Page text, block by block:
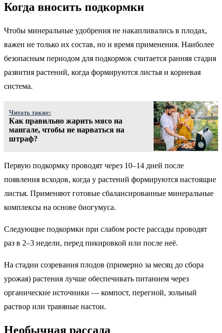
Когда вносить подкормки
Чтобы минеральные удобрения не накапливались в плодах,
важен не только их состав, но и время применения. Наиболее
безопасным периодом для подкормок считается ранняя стадия
развития растений, когда формируются листья и корневая
система.
Читать также:
Как правильно жарить мясо на
мангале, чтобы не нарваться на
штраф?
Первую подкормку проводят через 10–14 дней после
появления всходов, когда у растений формируются настоящие
листья. Применяют готовые сбалансированные минеральные
комплексы на основе биогумуса.
Следующие подкормки при слабом росте рассады проводят
раз в 2–3 недели, перед пикировкой или после неё.
На стадии созревания плодов (примерно за месяц до сбора
урожая) растения лучше обеспечивать питанием через
органические источники — компост, перегной, зольный
раствор или травяные настои.
Необычная рассада